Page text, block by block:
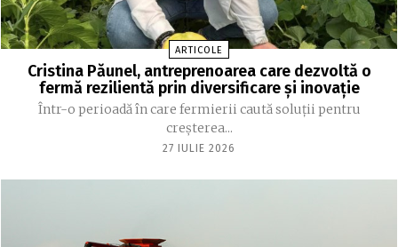
ARTICOLE
Cristina Păunel, antreprenoarea care dezvoltă o
fermă rezilientă prin diversificare și inovație
Într-o perioadă în care fermierii caută soluții pentru
creșterea...
27 IULIE 2026